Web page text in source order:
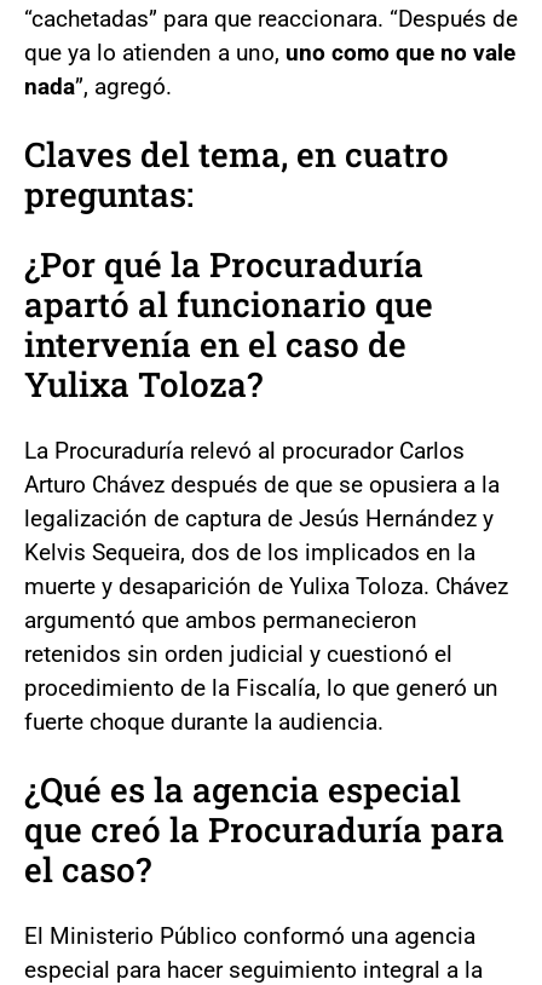
“cachetadas” para que reaccionara. “Después de
que ya lo atienden a uno, uno como que no vale
nada”, agregó.
Claves del tema, en cuatro
preguntas:
¿Por qué la Procuraduría
apartó al funcionario que
intervenía en el caso de
Yulixa Toloza?
La Procuraduría relevó al procurador Carlos
Arturo Chávez después de que se opusiera a la
legalización de captura de Jesús Hernández y
Kelvis Sequeira, dos de los implicados en la
muerte y desaparición de Yulixa Toloza. Chávez
argumentó que ambos permanecieron
retenidos sin orden judicial y cuestionó el
procedimiento de la Fiscalía, lo que generó un
fuerte choque durante la audiencia.
¿Qué es la agencia especial
que creó la Procuraduría para
el caso?
El Ministerio Público conformó una agencia
especial para hacer seguimiento integral a la